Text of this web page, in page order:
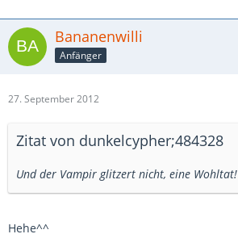
Bananenwilli
Anfänger
27. September 2012
Zitat von dunkelcypher;484328
Und der Vampir glitzert nicht, eine Wohltat!
Hehe^^